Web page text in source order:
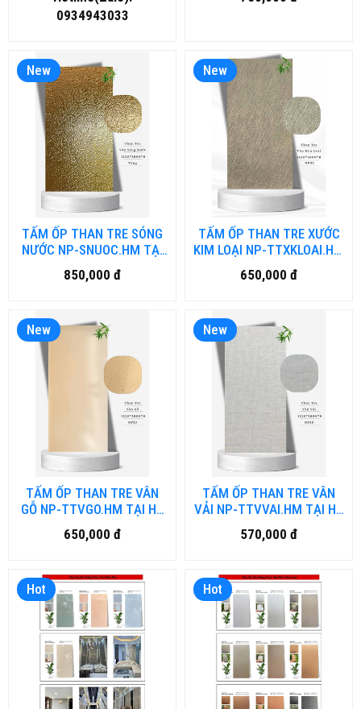
NẴNG
0934943033
New
TẤM ỐP THAN TRE SÓNG
NƯỚC NP-SNUOC.HM TẠI
HỒ CHÍ MINH
850,000 đ
New
TẤM ỐP THAN TRE XƯỚC
KIM LOẠI NP-TTXKLOAI.HM
TẠI HỒ CHÍ MINH
650,000 đ
New
TẤM ỐP THAN TRE VÂN
GỖ NP-TTVGO.HM TẠI HỒ
CHÍ MINH
650,000 đ
New
TẤM ỐP THAN TRE VÂN
VẢI NP-TTVVAI.HM TẠI HỒ
CHÍ MINH
570,000 đ
Hot Hot